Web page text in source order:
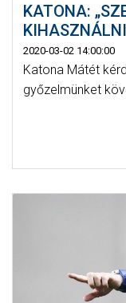
KATONA:
2020-03-02 14:00:00
Katona Mátét
győzelmünket